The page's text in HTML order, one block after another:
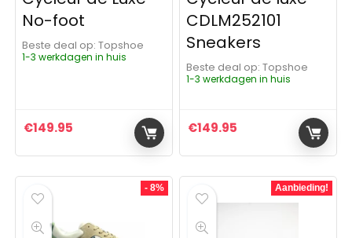
No-foot
Beste deal op:
Topshoe
1-3 werkdagen in huis
€149.95
CDLM252101
Sneakers
Beste deal op:
Topshoe
1-3 werkdagen in huis
€149.95
- 8% Aanbieding!